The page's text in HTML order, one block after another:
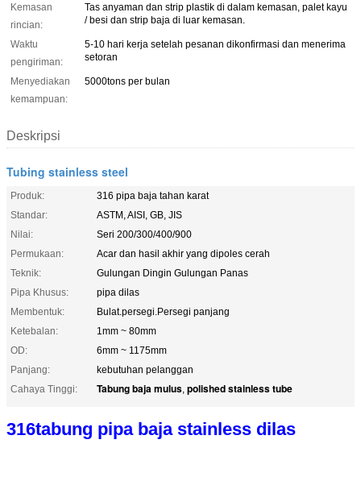
Kemasan
rincian:
Tas anyaman dan strip plastik di dalam kemasan, palet kayu
/ besi dan strip baja di luar kemasan.
Waktu
pengiriman:
5-10 hari kerja setelah pesanan dikonfirmasi dan menerima
setoran
Menyediakan
kemampuan:
5000tons per bulan
Deskripsi
Tubing stainless steel
Produk:
316 pipa baja tahan karat
Standar:
ASTM, AISI, GB, JIS
Nilai:
Seri 200/300/400/900
Permukaan:
Acar dan hasil akhir yang dipoles cerah
Teknik:
Gulungan Dingin Gulungan Panas
Pipa Khusus:
pipa dilas
Membentuk:
Bulat.persegi.Persegi panjang
Ketebalan:
1mm ~ 80mm
OD:
6mm ~ 1175mm
Panjang:
kebutuhan pelanggan
Cahaya Tinggi:
Tabung baja mulus, polished stainless tube
316tabung pipa baja stainless dilas